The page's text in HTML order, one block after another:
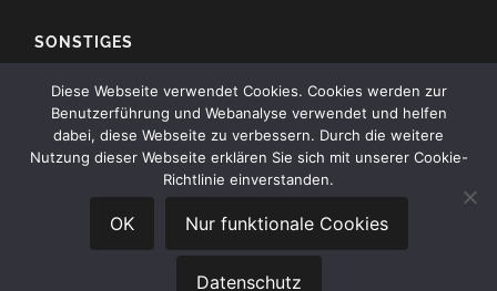
SONSTIGES
Impressum
Kontakt
SV BECHEN 1930 E.V.
Diese Webseite verwendet Cookies. Cookies werden zur
Benutzerführung und Webanalyse verwendet und helfen
dabei, diese Webseite zu verbessern. Durch die weitere
Nutzung dieser Webseite erklären Sie sich mit unserer Cookie-
Richtlinie einverstanden.
OK Nur funktionale Cookies
Datenschutz